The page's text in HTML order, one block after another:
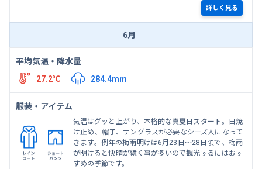
詳しく見る
6月
平均気温・降水量
27.2℃
284.4mm
服装・アイテム
気温はグッと上がり、本格的な真夏日スタート。日焼
け止め、帽子、サングラスが必要なシーズ人になって
きます。例年の梅雨明けは6月23日～28日頃で、梅雨
が明けると快晴が続く事が多いので観光するにはおす
すめの季節です。